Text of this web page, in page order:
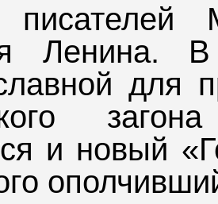
Ленина.
для
и новый